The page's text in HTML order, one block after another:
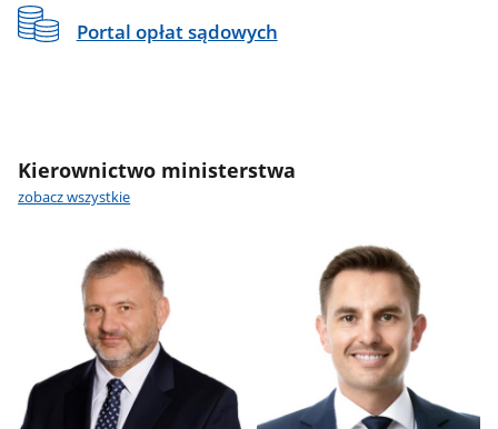
Portal opłat sądowych
Kierownictwo ministerstwa
zobacz wszystkie